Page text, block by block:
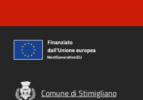
Comune di Stimigliano